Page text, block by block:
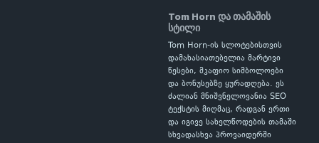
Tom Horn და თამაშის
სტილი
Tom Horn-ის სლოტებისთვის
დამახასიათებელია მარტივი
წესები, მკაფიო სიმბოლოები
და ბონუსებზე ყურადღება. ეს
ძალიან მნიშვნელოვანია SEO
ტექსტის მიღმაც, რადგან ერთი
და იგივე სახელწოდების თამაში
სხვადასხვა პროვაიდერში